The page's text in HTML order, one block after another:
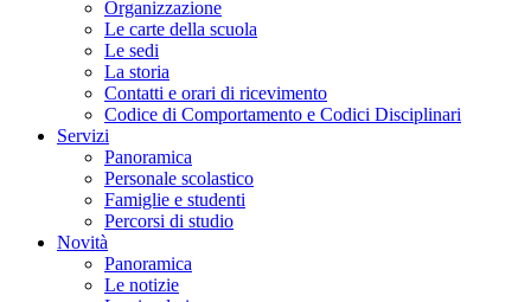
Organizzazione
Le carte della scuola
Le sedi
La storia
Contatti e orari di ricevimento
Codice di Comportamento e Codici Disciplinari
Servizi
Panoramica
Personale scolastico
Famiglie e studenti
Percorsi di studio
Novità
Panoramica
Le notizie